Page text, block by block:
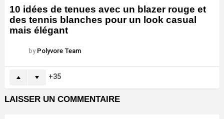
10 idées de tenues avec un blazer rouge et
des tennis blanches pour un look casual
mais élégant
by Polyvore Team
35
LAISSER UN COMMENTAIRE